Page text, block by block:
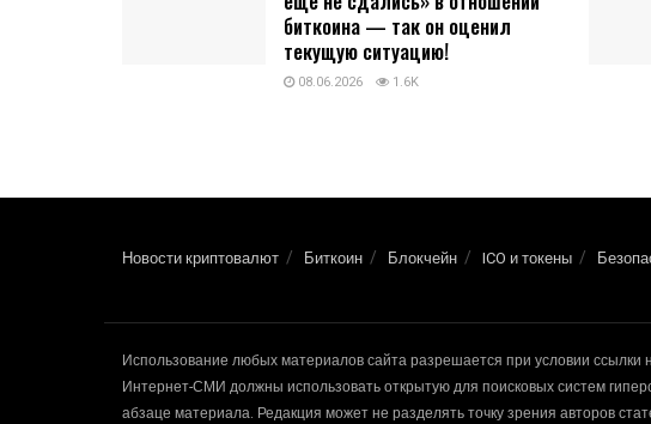
биткоина — так он оценил
текущую ситуацию!
08.06.2026 1.6K
Новости криптовалют Биткоин Блокчейн ICO и токены
Использование любых материалов сайта разрешается при условии
Интернет-СМИ должны использовать открытую для поисковых систем
абзаце материала. Редакция может не разделять точку зрения авторов